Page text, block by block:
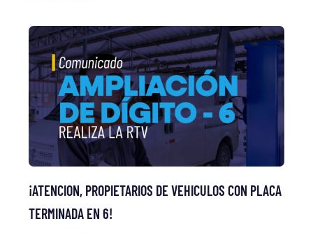
¡ATENCION, PROPIETARIOS DE VEHICULOS CON PLACA
TERMINADA EN 6!